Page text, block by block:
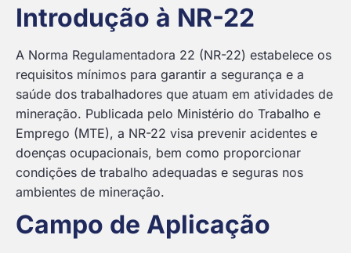
Introdução à NR-22
A Norma Regulamentadora 22 (NR-22) estabelece os
requisitos mínimos para garantir a segurança e a
saúde dos trabalhadores que atuam em atividades de
mineração. Publicada pelo Ministério do Trabalho e
Emprego (MTE), a NR-22 visa prevenir acidentes e
doenças ocupacionais, bem como proporcionar
condições de trabalho adequadas e seguras nos
ambientes de mineração.
Campo de Aplicação